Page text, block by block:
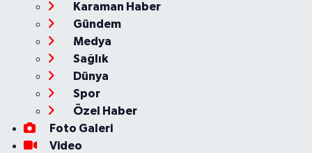
Karaman Haber
Gündem
Medya
Sağlık
Dünya
Spor
Özel Haber
Foto Galeri
Video